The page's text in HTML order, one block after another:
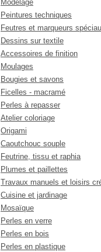
Modelage
Peintures techniques
Feutres et marqueurs
Dessins sur textile
Accessoires de finition
Moulages
Bougies et savons
Ficelles - macramé
Perles à repasser
Atelier coloriage
Origami
Caoutchouc souple
Feutrine, tissu et raphia
Plumes et paillettes
Travaux manuels et loisirs
Cuisine et jardinage
Mosaïque
Perles en verre
Perles en bois
Perles en plastique